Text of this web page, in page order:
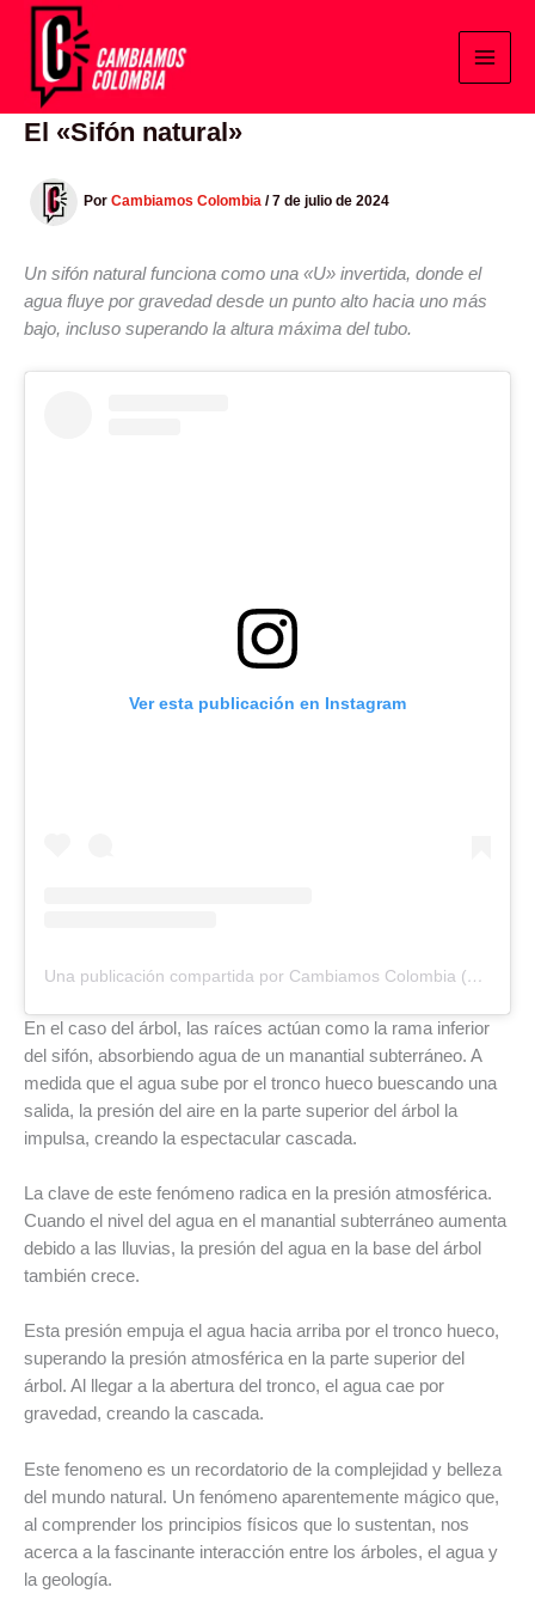
contenido
El «Sifón natural»
Por Cambiamos Colombia /7 de julio de 2024
Un sifón natural funciona como una «U» invertida, donde el
agua fluye por gravedad desde un punto alto hacia uno más
bajo, incluso superando la altura máxima del tubo.
Ver esta publicación en Instagram
Una publicación compartida por Cambiamos Colombia (@cambiamoscolombia)
En el caso del árbol, las raíces actúan como la rama inferior
del sifón, absorbiendo agua de un manantial subterráneo. A
medida que el agua sube por el tronco hueco buescando una
salida, la presión del aire en la parte superior del árbol la
impulsa, creando la espectacular cascada.
La clave de este fenómeno radica en la presión atmosférica.
Cuando el nivel del agua en el manantial subterráneo aumenta
debido a las lluvias, la presión del agua en la base del árbol
también crece.
Esta presión empuja el agua hacia arriba por el tronco hueco,
superando la presión atmosférica en la parte superior del
árbol. Al llegar a la abertura del tronco, el agua cae por
gravedad, creando la cascada.
Este fenomeno es un recordatorio de la complejidad y belleza
del mundo natural. Un fenómeno aparentemente mágico que,
al comprender los principios físicos que lo sustentan, nos
acerca a la fascinante interacción entre los árboles, el agua y
la geología.